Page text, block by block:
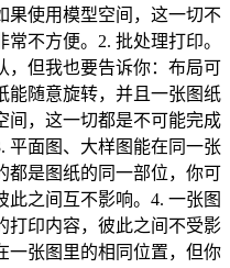
果使用模型空间，这一切不
不方便。2. 批处理打印。
，但我也要告诉你：布局可
能随意旋转，并且一张图纸
间，这一切都是不可能完成
平面图、大样图能在同一张
都是图纸的同一部位，你可
之间互不影响。4. 一张图
打印内容，彼此之间不受影
一张图里的相同位置，但你